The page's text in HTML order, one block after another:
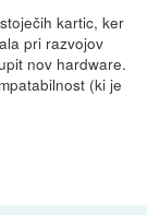
kartic, ker
pri razvojov
nov hardware.
(ki je